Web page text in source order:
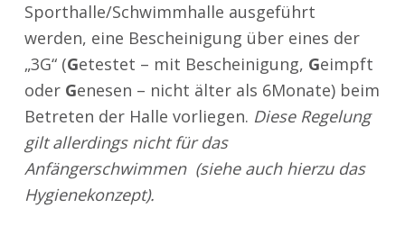
Sporthalle/Schwimmhalle ausgeführt
werden, eine Bescheinigung über eines der
„3G“ (Getestet – mit Bescheinigung, Geimpft
oder Genesen – nicht älter als 6Monate) beim
Betreten der Halle vorliegen. Diese Regelung
gilt allerdings nicht für das
Anfängerschwimmen (siehe auch hierzu das
Hygienekonzept).